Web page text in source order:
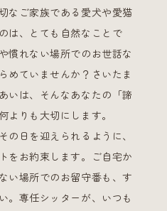
なご家族である愛犬や愛猫
は、とても自然なことで
慣れない場所でのお世話な
めていませんか？さいたま
いは、そんなあなたの「諦
よりも大切にします。
の日を迎えられるように、
をお約束します。ご自宅か
い場所でのお留守番も、す
。専任シッターが、いつも